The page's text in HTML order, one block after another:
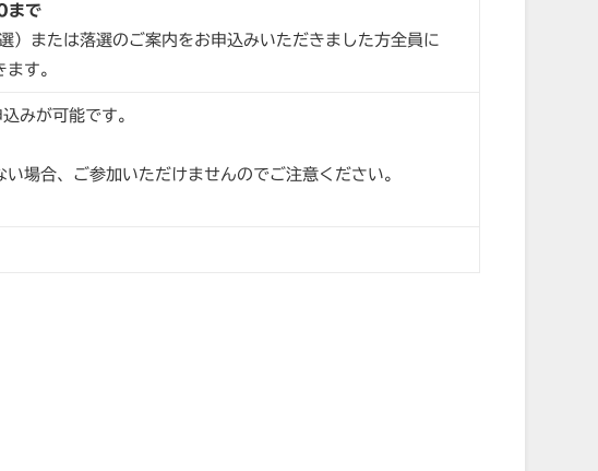
で
たは落選のご案内をお申込みいただきました方全員に
す。
みが可能です。
場合、ご参加いただけませんのでご注意ください。